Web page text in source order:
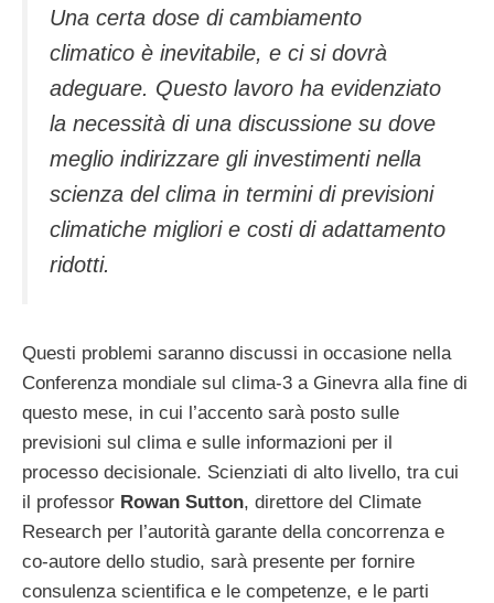
Una certa dose di cambiamento
climatico è inevitabile, e ci si dovrà
adeguare. Questo lavoro ha evidenziato
la necessità di una discussione su dove
meglio indirizzare gli investimenti nella
scienza del clima in termini di previsioni
climatiche migliori e costi di adattamento
ridotti.
Questi problemi saranno discussi in occasione nella
Conferenza mondiale sul clima-3 a Ginevra alla fine di
questo mese, in cui l’accento sarà posto sulle
previsioni sul clima e sulle informazioni per il
processo decisionale. Scienziati di alto livello, tra cui
il professor Rowan Sutton, direttore del Climate
Research per l’autorità garante della concorrenza e
co-autore dello studio, sarà presente per fornire
consulenza scientifica e le competenze, e le parti